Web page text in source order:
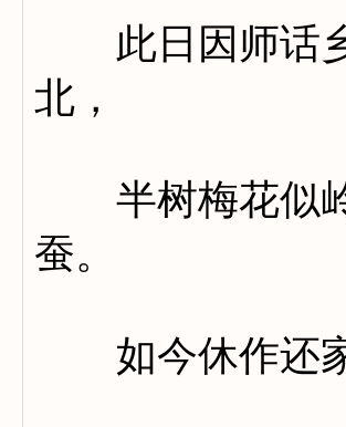
此日因师话乡
北，
半树梅花似岭
蚕。
如今休作还家